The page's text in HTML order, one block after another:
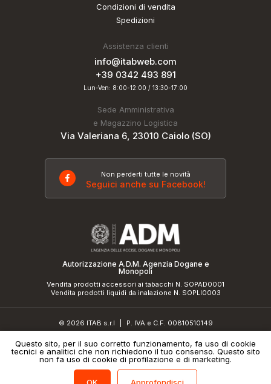
Condizioni di vendita
Spedizioni
Assistenza clienti
info@itabweb.com
+39 0342 493 891
Lun-Ven: 8:00-12:00 / 13:30-17:00
Sede Amministrativa
e Magazzino Logistica
Via Valeriana 6, 23010 Caiolo (SO)
Non perderti tutte le novità
Seguici anche su Facebook!
Autorizzazione A.D.M. Agenzia Dogane e
Monopoli
Vendita prodotti accessori ai tabacchi N. SOPAD0001
Vendita prodotti liquidi da inalazione N. SOPLI0003
© 2026 ITAB s.r.l
P. IVA e C.F. 00810510149
Informativa sulla privacy e cookie policy | Credits
Questo sito, per il suo corretto funzionamento, fa uso di cookie
tecnici e analitici che non richiedono il tuo consenso. Questo sito
non fa uso di cookie di profilazione e di marketing.